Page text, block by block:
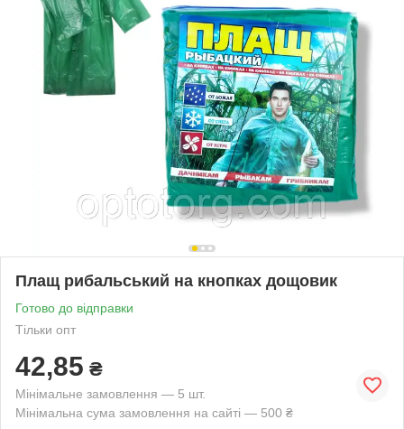
Плащ рибальський на кнопках дощовик
Готово до відправки
Тільки опт
42,85 ₴
Мінімальне замовлення — 5 шт.
Мінімальна сума замовлення на сайті — 500 ₴